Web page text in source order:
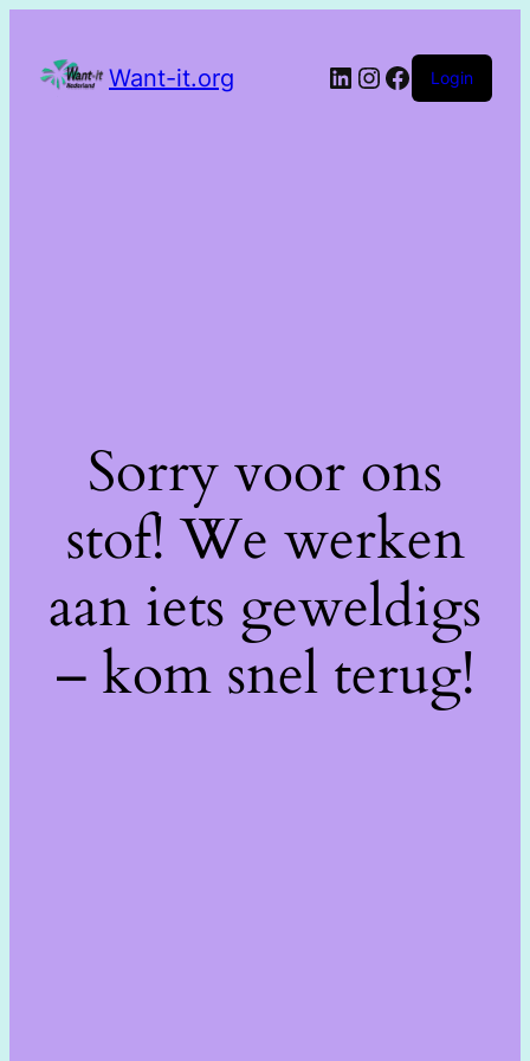
Want-it.org Login
Sorry voor ons
stof! We werken
aan iets geweldigs
– kom snel terug!